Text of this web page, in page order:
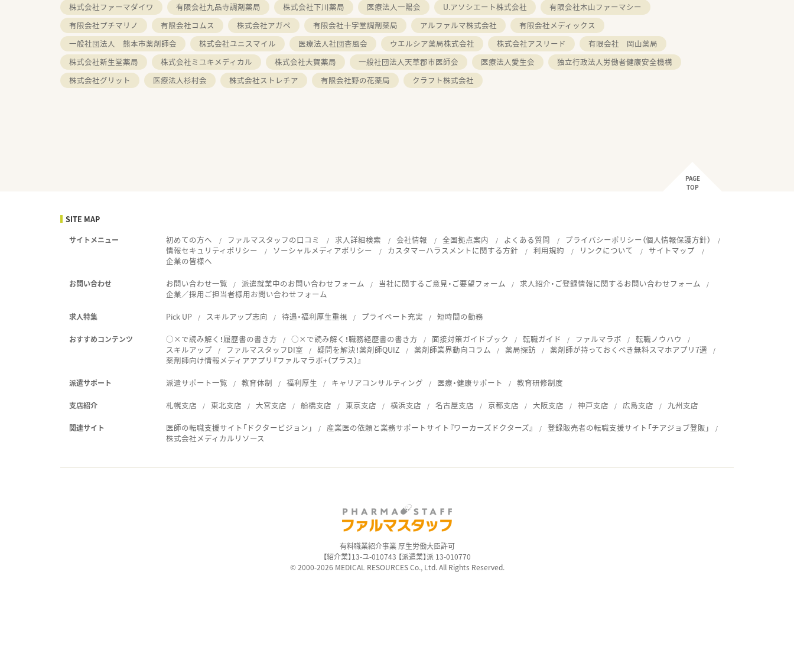
株式会社ファーマダイワ
有限会社九品寺調剤薬局 株式会社下川薬局 医療法人一陽会 U.アソシエート株式会社
有限会社木山ファーマシー
有限会社プチマリノ
有限会社コムス 株式会社アガペ 有限会社十字堂調剤薬局 アルファルマ株式会社
有限会社メディックス
一般社団法人 熊本市薬剤師会
株式会社ユニスマイル 医療法人社団杏風会 ウエルシア薬局株式会社 株式会社アスリード
有限会社 岡山薬局
株式会社新生堂薬局
株式会社ミユキメディカル 株式会社大賀薬局 一般社団法人天草郡市医師会 医療法人愛生会
独立行政法人労働者健康安全機構
株式会社グリット
医療法人杉村会 株式会社ストレチア 有限会社野の花薬局 クラフト株式会社
PAGE
TOP
SITE MAP
サイトメニュー 初めての方へ ファルマスタッフの口コミ 求人詳細検索 会社情報 全国拠点案内 よくある質問
プライバシーポリシー（個人情報保護方針）
情報セキュリティポリシー
ソーシャルメディアポリシー カスタマーハラスメントに関する方針 利用規約 リンクについて
サイトマップ
企業の皆様へ
お問い合わせ お問い合わせ一覧 派遣就業中のお問い合わせフォーム 当社に関するご意見・ご要望フォーム
求人紹介・ご登録情報に関するお問い合わせフォーム
企業／採用ご担当者様用お問い合わせフォーム
求人特集 Pick UP スキルアップ志向 待遇・福利厚生重視 プライベート充実 短時間の勤務
おすすめコンテンツ ○×で読み解く！履歴書の書き方 ○×で読み解く！職務経歴書の書き方 面接対策ガイドブック 転職ガイド ファルマラボ
転職ノウハウ
スキルアップ
ファルマスタッフDI室 疑問を解決！薬剤師QUIZ 薬剤師業界動向コラム 薬局探訪
薬剤師が持っておくべき無料スマホアプリ7選
薬剤師向け情報メディアアプリ『ファルマラボ+（プラス）』
派遣サポート 派遣サポート一覧 教育体制 福利厚生 キャリアコンサルティング 医療・健康サポート 教育研修制度
支店紹介 札幌支店 東北支店 大宮支店 船橋支店 東京支店 横浜支店 名古屋支店 京都支店 大阪支店 神戸支店 広島支店 九州支店
関連サイト 医師の転職支援サイト「ドクタービジョン」 産業医の依頼と業務サポートサイト『ワーカーズドクターズ』
登録販売者の転職支援サイト「チアジョブ登販」
株式会社メディカルリソース
有料職業紹介事業 厚生労働大臣許可
【紹介業】13-ユ-010743 【派遣業】派 13-010770
© 2000-2026 MEDICAL RESOURCES Co., Ltd. All Rights Reserved.